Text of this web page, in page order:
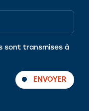
sont transmises à
ENVOYER